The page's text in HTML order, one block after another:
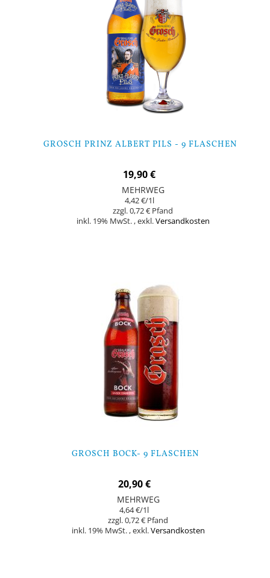
GROSCH PRINZ ALBERT PILS - 9 FLASCHEN
19,90 €
MEHRWEG
4,42 €/1l
0,72 €
inkl. 19% MwSt. ,exkl.Versandkosten
GROSCH BOCK- 9 FLASCHEN
20,90 €
MEHRWEG
4,64 €/1l
0,72 €
inkl. 19% MwSt. ,exkl.Versandkosten